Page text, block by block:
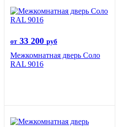
от 33 200 руб
Межкомнатная дверь Соло
RAL 9016